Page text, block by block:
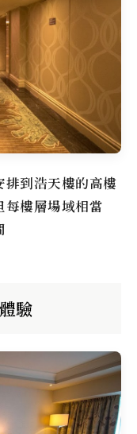
排到浩天樓的高樓
每樓層場域相當
驗